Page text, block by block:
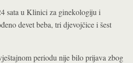
sata u Klinici za ginekologiju i
devet beba, tri djevojčice i šest
periodu nije bilo prijava zbog